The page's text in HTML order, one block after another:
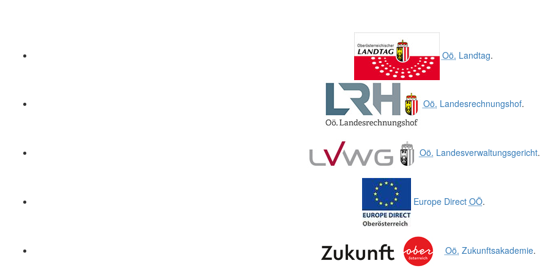
Oö. Landtag.
Oö. Landesrechnungshof.
Oö. Landesverwaltungsgericht.
Europe Direct OÖ.
Oö. Zukunftsakademie.